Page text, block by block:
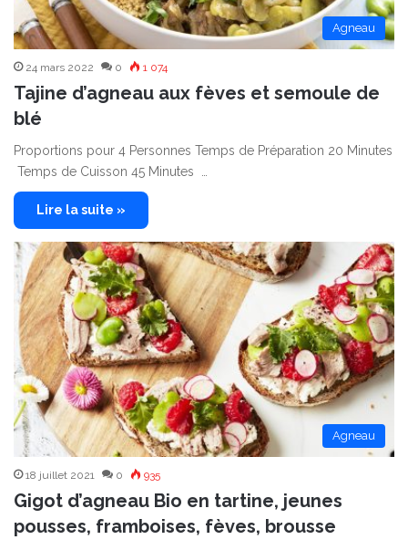
Agneau
24 mars 2022 0 1 074
Tajine d’agneau aux fèves et semoule de
blé
Proportions pour 4 Personnes Temps de Préparation 20 Minutes
Temps de Cuisson 45 Minutes …
Lire la suite »
Agneau
18 juillet 2021 0 935
Gigot d’agneau Bio en tartine, jeunes
pousses, framboises, fèves, brousse